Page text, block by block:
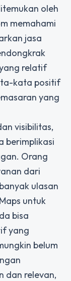
oleh
memahami
jasa
relatif
kata positif
yang
visibilitas,
berimplikasi
Orang
dari
ulasan
untuk
bisa
yang
belum
dan relevan,